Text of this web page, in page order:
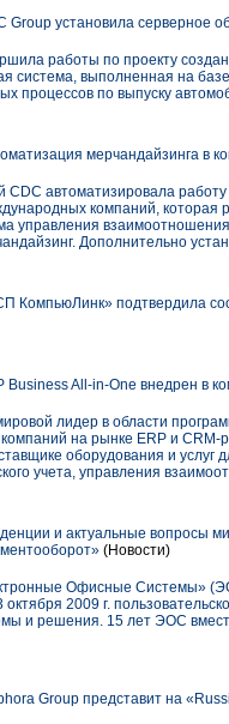
Group установила серверное
работы по проекту
система, выполненная на
процессов по выпуску
мерчандайзинга в
CDC автоматизировала
компаний, которая
управления
Дополнительно
КомпьюЛинк» подтвердила
Business All-in-One внедрен в
лидер в области
компаний на рынке ERP и
оборудования и услуг
учета, управления
и актуальные вопросы
(Новости)
Офисные Системы»
октября 2009 г.
и решения. 15 лет ЭОС
Group представит на